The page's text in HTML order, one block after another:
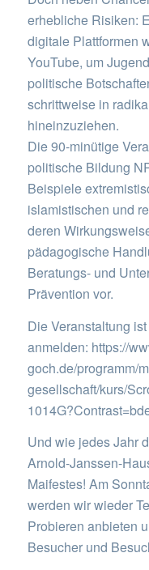
erhebliche Risiken:
digitale Plattformen
YouTube, um
politische
schrittweise in
hineinzuziehen.
Die 90-minütige
politische Bildung
Beispiele
islamistischen und
deren
pädagogische
Beratungs- und
Prävention vor.
Die Veranstaltung
anmelden: https://
goch.de/programm/
gesellschaft/kurs/
Und wie jedes Jahr
Arnold-Janssen-
Maifestes! Am
werden wir wieder
Probieren anbieten
Besucher und